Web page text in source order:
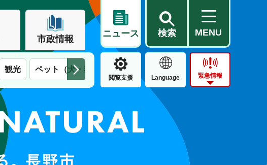
市政情報
ニュース 検索 MENU
観光 ペット（犬・猫） 住民票・戸籍 公営住宅
閲覧支援 Language 緊急情報